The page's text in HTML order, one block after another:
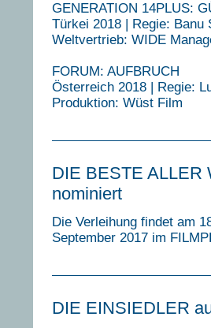
GENERATION 14PLUS:
Türkei 2018 | Regie: Banu
Weltvertrieb: WIDE
FORUM: AUFBRUCH
Österreich 2018 | Regie:
Produktion: Wüst Film
DIE BESTE ALLER
nominiert
Die Verleihung findet am
September 2017 im
DIE EINSIEDLER